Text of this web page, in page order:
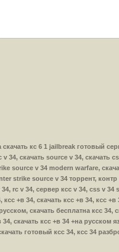
кс 6 1 jailbreak готовый
34, скачать source v 34,
source v 34 modern warfare,
strike source v 34 торрент,
rc v 34, сервер ксс v 34, css v
+в 34, скачать ксс +в 34, ксс
скачать бесплатна ксс
скачать ксс +в 34 +на русском
готовый ксс 34, ксс 34